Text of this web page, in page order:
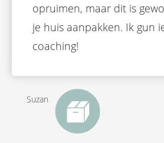
opruimen, maar dit is
je huis aanpakken. Ik gun
coaching!
Suzan